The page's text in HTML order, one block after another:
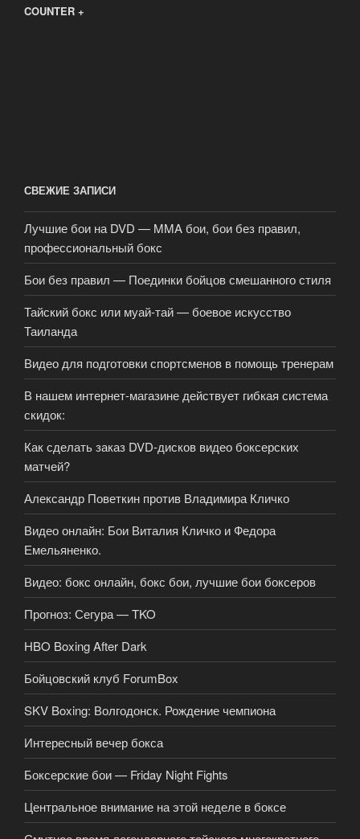
COUNTER +
СВЕЖИЕ ЗАПИСИ
Лучшие бои на DVD — MMA бои, бои без правил,
профессиональный бокс
Бои без правил — Поединки бойцов смешанного стиля
Тайский бокс или муай-тай — боевое искусство
Таиланда
Видео для подготовки спортсменов в помощь тренерам
В нашем интернет-магазине действует гибкая система
скидок:
Как сделать заказ DVD-дисков видео боксерских
матчей?
Александр Поветкин против Владимира Кличко
Видео онлайн: Бои Виталия Кличко и Федора
Емельяненко.
Видео: бокс онлайн, бокс бои, лучшие бои боксеров
Прогноз: Сегура — TKO
HBO Boxing After Dark
Бойцовский клуб ForumBox
SKV Boxing: Волгодонск. Рождение чемпиона
Интересный вечер бокса
Боксерские бои — Friday Night Fights
Центральное внимание на этой неделе в боксе